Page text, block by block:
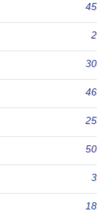
45
2
30
46
25
50
3
18